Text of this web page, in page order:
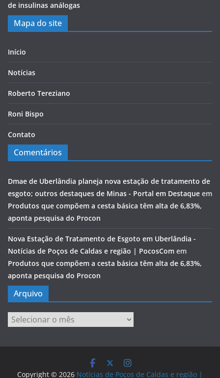
de insulinas análogas
Mapa do site
Início
Notícias
Roberto Tereziano
Roni Bispo
Contato
Comentários
Dmae de Uberlândia planeja nova estação de tratamento de
esgoto; outros destaques de Minas - Portal em Destaque em
Produtos que compõem a cesta básica têm alta de 6,83%,
aponta pesquisa do Procon
Nova Estação de Tratamento de Esgoto em Uberlândia -
Notícias de Poços de Caldas e região | PocosCom em
Produtos que compõem a cesta básica têm alta de 6,83%,
aponta pesquisa do Procon
Arquivo
Arquivo
Copyright © 2026 Notícias de Poços de Caldas e região |